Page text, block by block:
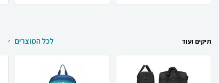
תיקים ועוד לכל המוצרים